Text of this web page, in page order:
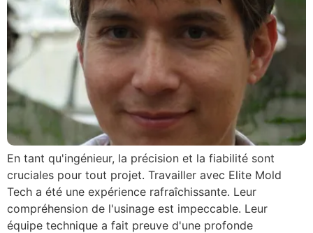
En tant qu'ingénieur, la précision et la fiabilité sont
cruciales pour tout projet. Travailler avec Elite Mold
Tech a été une expérience rafraîchissante. Leur
compréhension de l'usinage est impeccable. Leur
équipe technique a fait preuve d'une profonde